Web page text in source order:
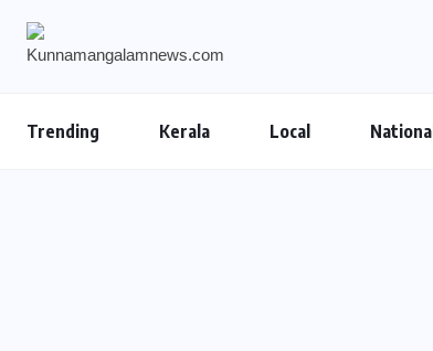
Trending Kerala Local National